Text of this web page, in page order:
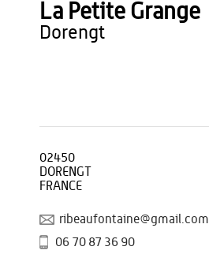
La Petite Grange
dorengt
02450
DORENGT
FRANCE
ribeaufontaine@gmail.com
06 70 87 36 90